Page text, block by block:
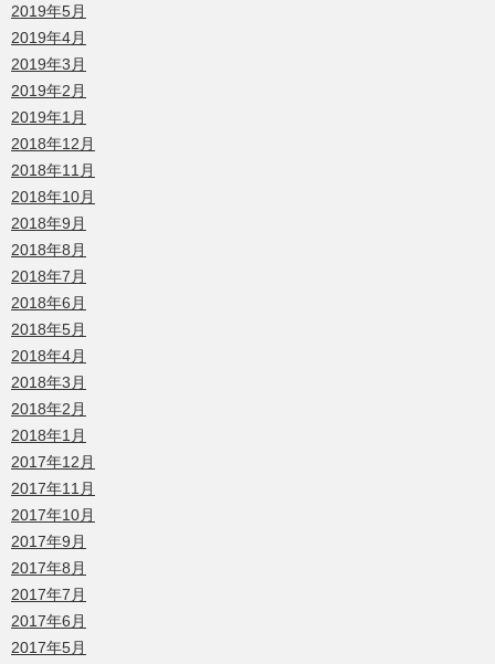
2019年5月
2019年4月
2019年3月
2019年2月
2019年1月
2018年12月
2018年11月
2018年10月
2018年9月
2018年8月
2018年7月
2018年6月
2018年5月
2018年4月
2018年3月
2018年2月
2018年1月
2017年12月
2017年11月
2017年10月
2017年9月
2017年8月
2017年7月
2017年6月
2017年5月